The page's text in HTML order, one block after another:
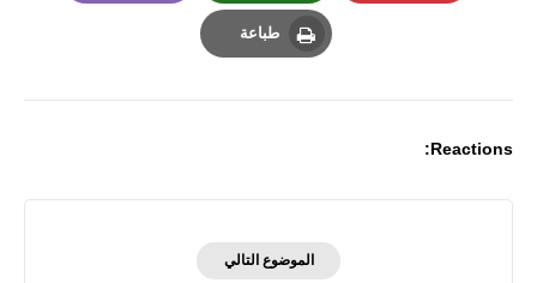
Whatsapp
طباعة
Reactions:
الموضوع التالي